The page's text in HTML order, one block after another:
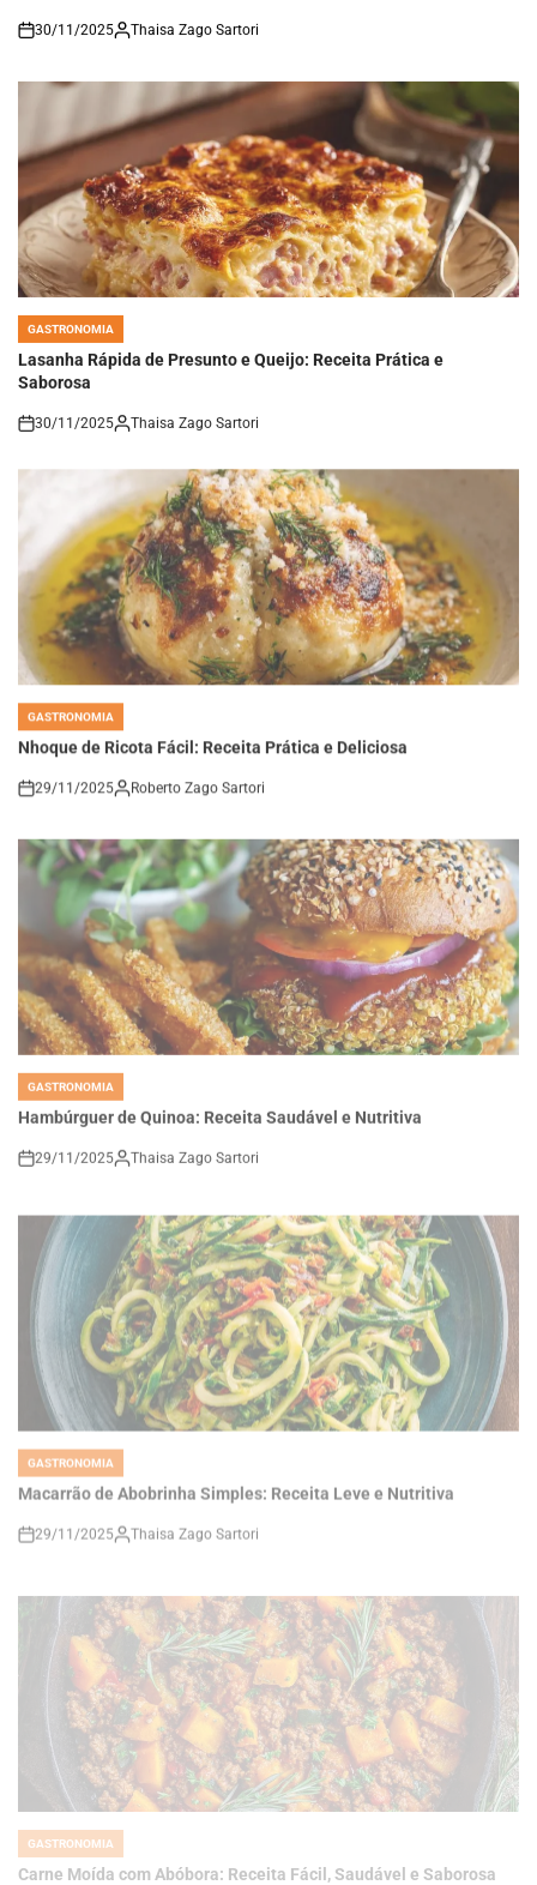
on
30/11/2025 Thaisa Zago Sartori
POSTED
Lasanha Rápida de Presunto e Queijo: Receita Prática e
Saborosa
on
IN
GASTRONOMIA
Nhoque de Ricota Fácil: Receita Prática e Deliciosa
29/11/2025 Roberto Zago Sartori
POSTED
GASTRONOMIA
Hambúrguer de Quinoa: Receita Saudável e Nutritiva
on
29/11/2025 Thaisa Zago Sartori
POSTED
GASTRONOMIA
Macarrão de Abobrinha Simples: Receita Leve e Nutritiva
on
29/11/2025
GASTRONOMIA
Carne Moída com Abóbora: Receita Fácil, Saudável e Saborosa
on